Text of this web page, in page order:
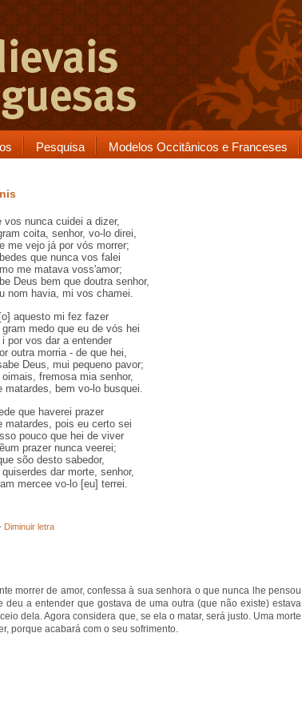
Pesquisa Modelos Occitânicos e Franceses
vos nunca cuidei a dizer,
coita, senhor, vo-lo direi,
me vejo já por vós morrer;
que nunca vos falei
me matava voss'amor;
Deus bem que doutra senhor,
nom havia, mi vos chamei.
aquesto mi fez fazer
medo que eu de vós hei
por vos dar a entender
outra morria - de que hei,
Deus, mui pequeno pavor;
fremosa mia senhor,
matardes, bem vo-lo busquei.
que haverei prazer
matardes, pois eu certo sei
pouco que hei de viver
prazer nunca veerei;
sõo desto sabedor,
dar morte, senhor,
mercee vo-lo [eu] terrei.
Diminuir letra
morrer de amor, confessa à sua senhora o que nunca lhe pensou
deu a entender que gostava de uma outra (que não existe) estava
dela. Agora considera que, se ela o matar, será justo. Uma morte
porque acabará com o seu sofrimento.